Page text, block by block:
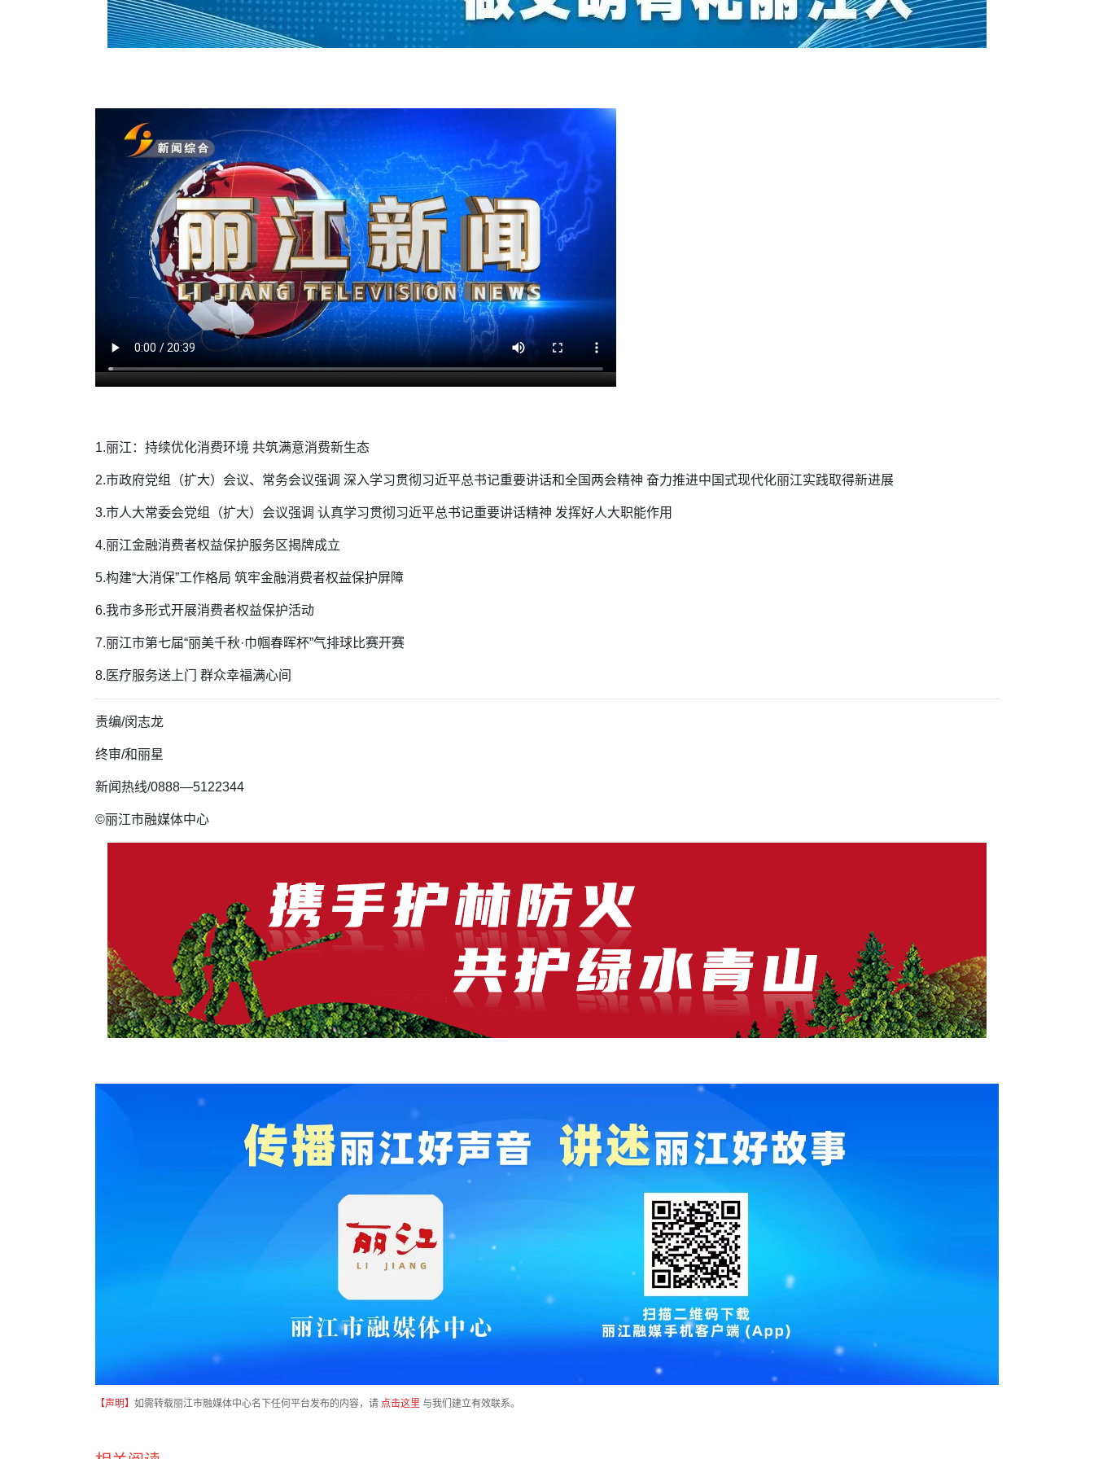
1.丽江：持续优化消费环境 共筑满意消费新生态
2.市政府党组（扩大）会议、常务会议强调 深入学习贯彻习近平总书记重要讲话和全国两会精神 奋力推进中国式现代化丽江实践取得新进展
3.市人大常委会党组（扩大）会议强调 认真学习贯彻习近平总书记重要讲话精神 发挥好人大职能作用
4.丽江金融消费者权益保护服务区揭牌成立
5.构建“大消保”工作格局 筑牢金融消费者权益保护屏障
6.我市多形式开展消费者权益保护活动
7.丽江市第七届“丽美千秋·巾帼春晖杯”气排球比赛开赛
8.医疗服务送上门 群众幸福满心间
责编/闵志龙
终审/和丽星
新闻热线/0888—5122344
©丽江市融媒体中心
【声明】 如需转载丽江市融媒体中心名下任何平台发布的内容，请 点击这里 与我们建立有效联系。